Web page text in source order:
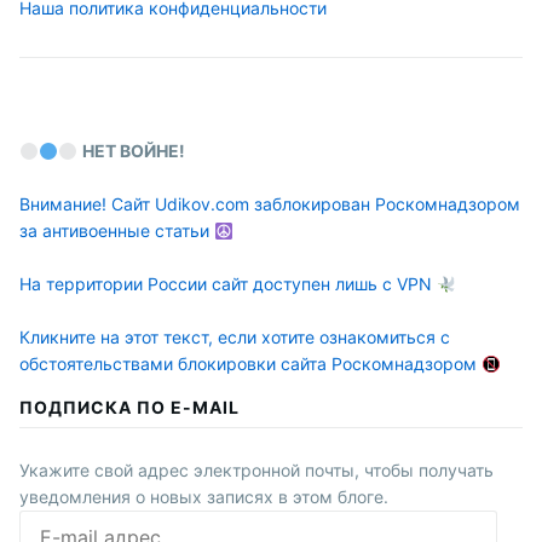
Наша политика конфиденциальности
НЕТ ВОЙНЕ!
Внимание! Сайт Udikov.com заблокирован Роскомнадзором
за антивоенные статьи
На территории России сайт доступен лишь с VPN
Кликните на этот текст, если хотите ознакомиться с
обстоятельствами блокировки сайта Роскомнадзором
ПОДПИСКА ПО E-MAIL
Укажите свой адрес электронной почты, чтобы получать
уведомления о новых записях в этом блоге.